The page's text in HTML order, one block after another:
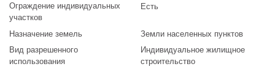
Ограждение индивидуальных
участков
Есть
Назначение земель
Земли населенных пунктов
Вид разрешенного
использования
Индивидуальное жилищное
строительство